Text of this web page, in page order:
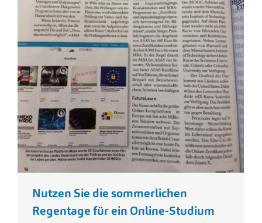
Nutzen Sie die sommerlichen
Regentage für ein Online-Studium